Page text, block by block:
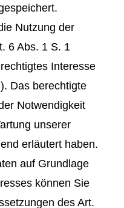
Nutzung der
6 Abs. 1 S. 1
Interesse
Das berechtigte
Notwendigkeit
unserer
erläutert haben.
auf Grundlage
können Sie
des Art.